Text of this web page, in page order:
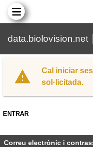
data.biolovision.net
Cal iniciar
sol·licitada.
ENTRAR
Correu electrònic i